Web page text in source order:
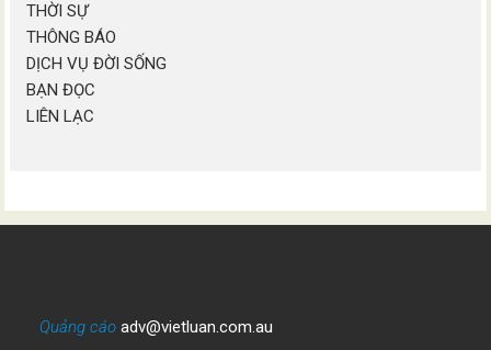
THỜI SỰ
THÔNG BÁO
DỊCH VỤ ĐỜI SỐNG
BẠN ĐỌC
LIÊN LẠC
Quảng cáo adv@vietluan.com.au